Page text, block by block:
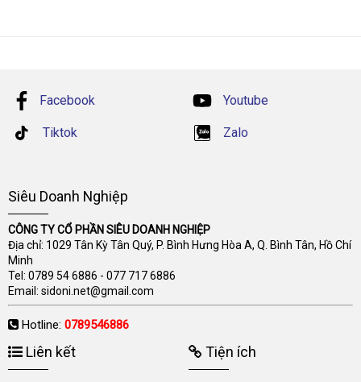
Facebook Youtube
Tiktok Zalo
Siêu Doanh Nghiệp
CÔNG TY CỔ PHẦN SIÊU DOANH NGHIỆP
Địa chỉ: 1029 Tân Kỳ Tân Quý, P. Bình Hưng Hòa A, Q. Bình Tân, Hồ Chí
Minh
Tel: 0789 54 6886 - 077 717 6886
Email: sidoni.net@gmail.com
Hotline: 0789546886
Liên kết Tiện ích